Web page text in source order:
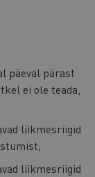
päeval pärast
ei ole teada,
liikmesriigid
liikmesriigid